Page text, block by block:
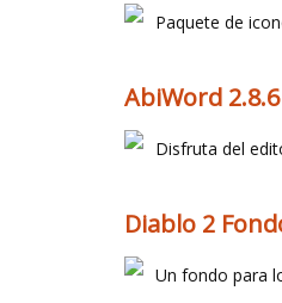
Paquete de
AbiWord 2.8.6
Disfruta del
Diablo 2
Un fondo para